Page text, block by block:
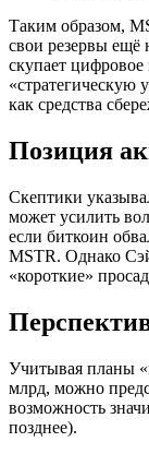
Таким образом,
свои резервы
скупает цифровое
«стратегическую
как средства
Позиция
Скептики
может усилить
если биткоин
MSTR. Однако
«короткие»
Учитывая планы
млрд, можно
возможность
позднее).